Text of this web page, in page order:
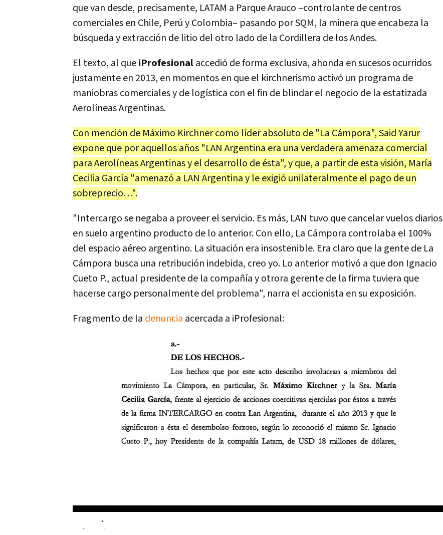
que van desde, precisamente, LATAM a Parque Arauco –controlante de centros
comerciales en Chile, Perú y Colombia– pasando por SQM, la minera que encabeza la
búsqueda y extracción de litio del otro lado de la Cordillera de los Andes.
El texto, al queiProfesionalaccedió de forma exclusiva, ahonda en sucesos ocurridos
justamente en 2013, en momentos en que el kirchnerismo activó un programa de
maniobras comerciales y de logística con el fin de blindar el negocio de la estatizada
Aerolíneas Argentinas.
Con mención de Máximo Kirchner como líder absoluto de "La Cámpora", Said Yarur
expone que por aquellos años "LAN Argentina era una verdadera amenaza comercial
para Aerolíneas Argentinas y el desarrollo de ésta", y que, a partir de esta visión, María
Cecilia García "amenazó a LAN Argentina y le exigió unilateralmente el pago de un
sobreprecio…".
"Intercargo se negaba a proveer el servicio. Es más, LAN tuvo que cancelar vuelos diarios
en suelo argentino producto de lo anterior. Con ello, La Cámpora controlaba el 100%
del espacio aéreo argentino. La situación era insostenible. Era claro que la gente de La
Cámpora busca una retribución indebida, creo yo. Lo anterior motivó a que don Ignacio
Cueto P., actual presidente de la compañía y otrora gerente de la firma tuviera que
hacerse cargo personalmente del problema", narra el accionista en su exposición.
Fragmento de la denuncia acercada a iProfesional: